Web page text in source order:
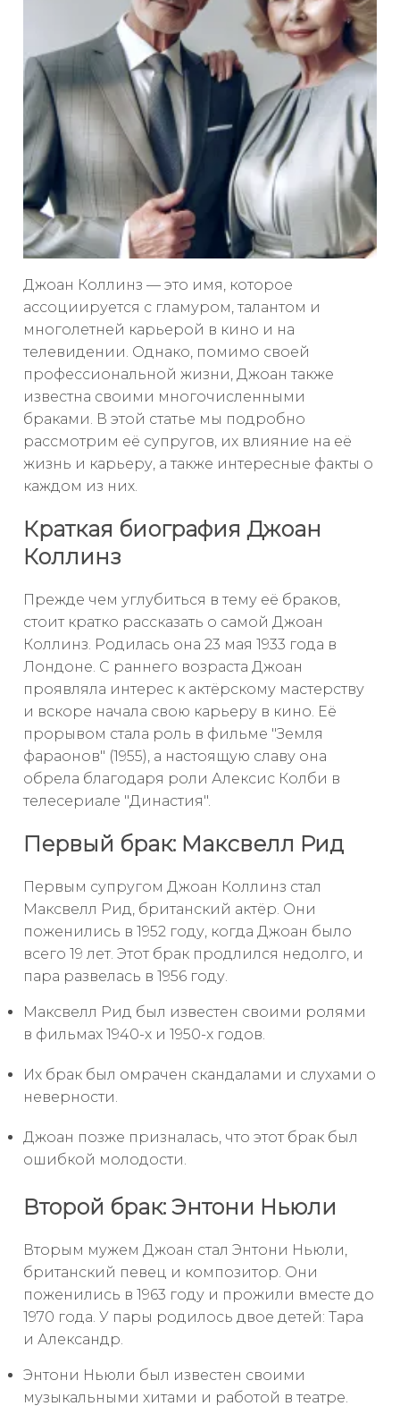
Джоан Коллинз — это имя, которое
ассоциируется с гламуром, талантом и
многолетней карьерой в кино и на
телевидении. Однако, помимо своей
профессиональной жизни, Джоан также
известна своими многочисленными
браками. В этой статье мы подробно
рассмотрим её супругов, их влияние на её
жизнь и карьеру, а также интересные факты о
каждом из них.
Краткая биография Джоан
Коллинз
Прежде чем углубиться в тему её браков,
стоит кратко рассказать о самой Джоан
Коллинз. Родилась она 23 мая 1933 года в
Лондоне. С раннего возраста Джоан
проявляла интерес к актёрскому мастерству
и вскоре начала свою карьеру в кино. Её
прорывом стала роль в фильме "Земля
фараонов" (1955), а настоящую славу она
обрела благодаря роли Алексис Колби в
телесериале "Династия".
Первый брак: Максвелл Рид
Первым супругом Джоан Коллинз стал
Максвелл Рид, британский актёр. Они
поженились в 1952 году, когда Джоан было
всего 19 лет. Этот брак продлился недолго, и
пара развелась в 1956 году.
Максвелл Рид был известен своими ролями
в фильмах 1940-х и 1950-х годов.
Их брак был омрачен скандалами и слухами о
неверности.
Джоан позже призналась, что этот брак был
ошибкой молодости.
Второй брак: Энтони Ньюли
Вторым мужем Джоан стал Энтони Ньюли,
британский певец и композитор. Они
поженились в 1963 году и прожили вместе до
1970 года. У пары родилось двое детей: Тара
и Александр.
Энтони Ньюли был известен своими
музыкальными хитами и работой в театре.